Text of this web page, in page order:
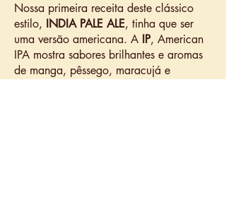
Nossa primeira receita deste clássico
estilo, INDIA PALE ALE, tinha que ser
uma versão americana. A IP, American
IPA mostra sabores brilhantes e aromas
de manga, pêssego, maracujá e